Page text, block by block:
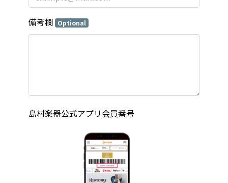
備考欄 Optional
島村楽器公式アプリ会員番号